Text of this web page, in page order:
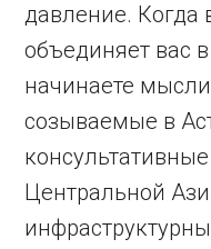
давление.
объединяет вас
начинаете
созываемые в
Центральной